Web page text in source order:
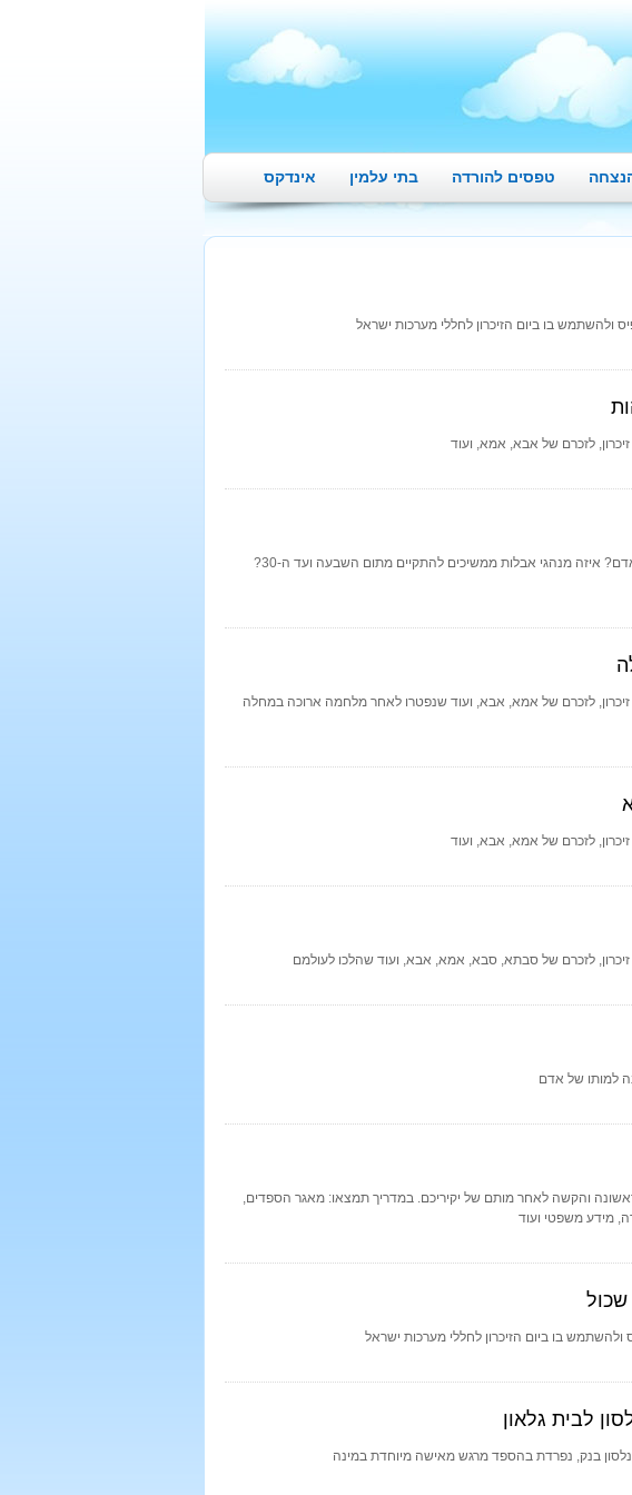
טפסים להורדה בתי עלמין אינדקס
ולהשתמש בו ביום הזיכרון לחללי מערכות ישראל
לזכרם של אבא, אמא, ועוד
מה מקובל לבצע באזכרה המתקיימת לציון 30 יום למותו של אדם? איזה מנהגי אבלות ממשיכים להתקיים מתום השבעה ועד ה-30?
לזכרם של אמא, אבא, ועוד שנפטרו לאחר מלחמה ארוכה במחלה
לזכרם של אמא, אבא, ועוד
לזכרם של סבתא, סבא, אמא, אבא, ועוד שהלכו לעולמם
למותו של אדם
והקשה לאחר מותם של יקיריכם. במדריך תמצאו: מאגר הספדים,
מידע משפטי ועוד
בו ביום הזיכרון לחללי מערכות ישראל
לבית גלאון